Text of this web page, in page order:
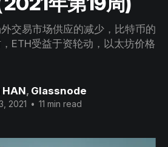
交易市场供应的减少，比特币的
ETH受益于资轮动，以太坊价格
HAN, Glassnode
2021 • 11 min read